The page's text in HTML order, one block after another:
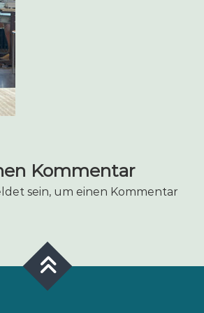
Kommentar
sein, um einen Kommentar